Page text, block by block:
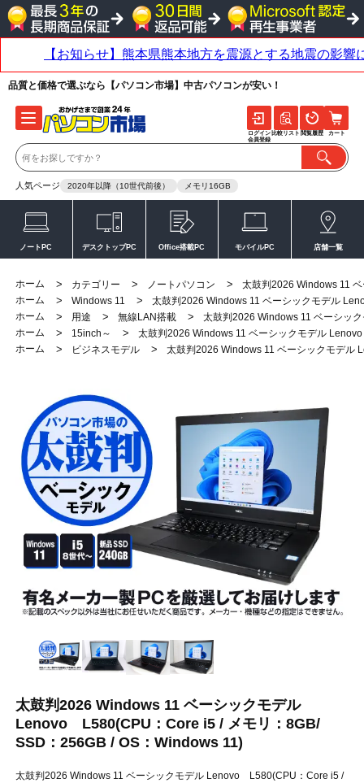
品質と価格で選ぶなら【パソコン市場】中古パソコンが安い！
人気ページ 2020年以降（10世代前後） メモリ16GB
ログイン
会員登録
比較リスト 閲覧履歴 カート
ノートPC デスクトップPC Office搭載PC モバイルPC 店舗一覧
ホーム > カテゴリー > ノートパソコン >
太鼓判2026 Windows 11
ホーム
> Windows 11 >
太鼓判2026 Windows 11 ベーシックモデル
ホーム
> 用途 > 無線LAN搭載 >
太鼓判2026 Windows 11 ベーシッ
ホーム
> 15inch～ >
太鼓判2026 Windows 11 ベーシックモデル
ホーム
> ビジネスモデル > 太鼓判2026 Windows 11 ベーシックモデ
太鼓判2026 Windows 11 ベーシックモデル
Lenovo L580(CPU：Core i5 / メモリ：8GB/
SSD：256GB / OS：Windows 11)
太鼓判2026 Windows 11 ベーシックモデル Lenovo L580(CPU：Core i5 /